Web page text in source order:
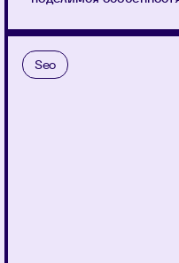
Seo